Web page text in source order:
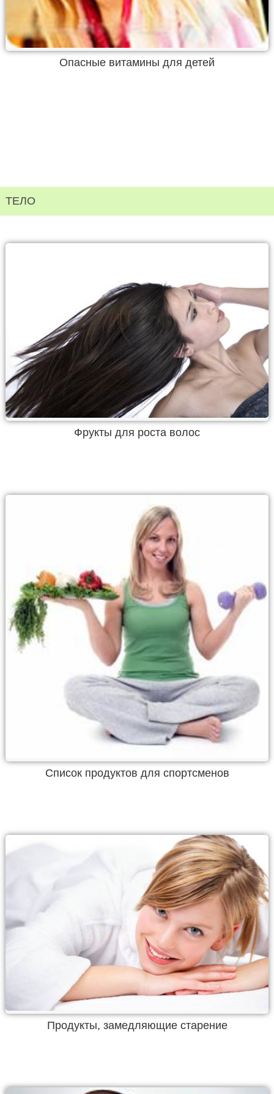
Опасные витамины для детей
ТЕЛО
Фрукты для роста волос
Список продуктов для спортсменов
Продукты, замедляющие старение